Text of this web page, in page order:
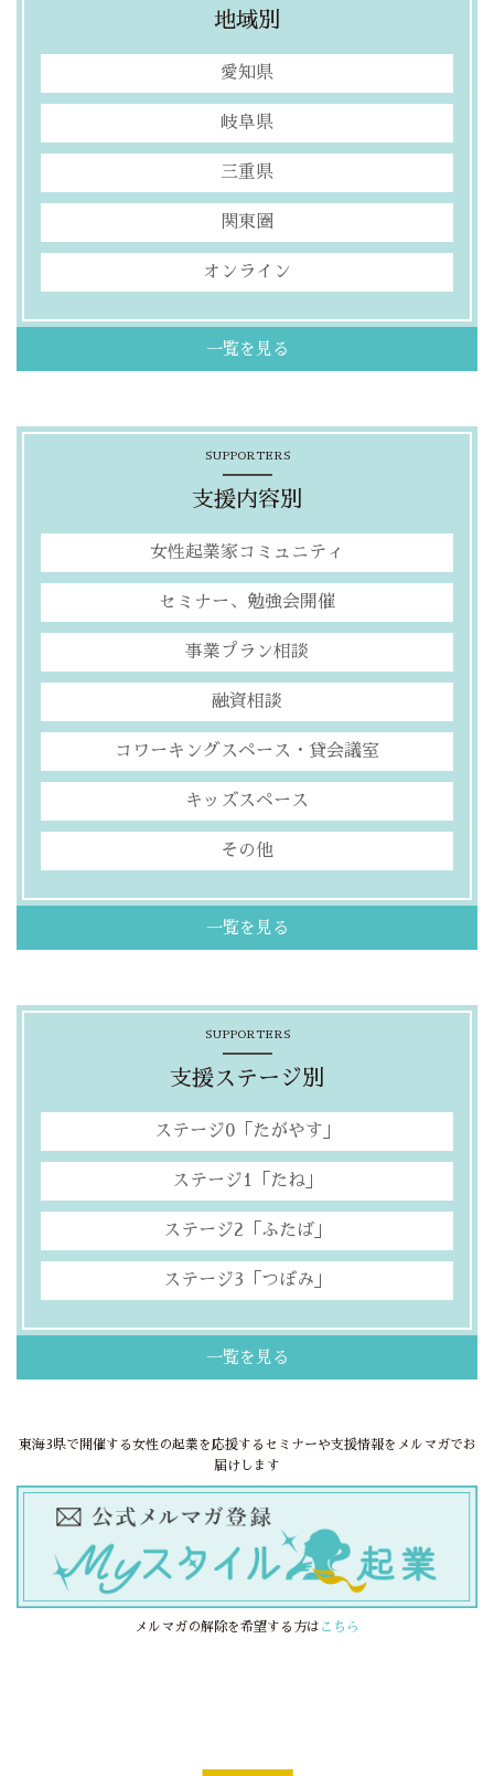
地域別
愛知県
岐阜県
三重県
関東圏
オンライン
一覧を見る
SUPPORTERS
支援内容別
女性起業家コミュニティ
セミナー、勉強会開催
事業プラン相談
融資相談
コワーキングスペース・貸会議室
キッズスペース
その他
一覧を見る
SUPPORTERS
支援ステージ別
ステージ0「たがやす」
ステージ1「たね」
ステージ2「ふたば」
ステージ3「つぼみ」
一覧を見る
東海3県で開催する女性の起業を応援するセミナーや支援情報をメルマガでお
届けします
メルマガの解除を希望する方は こちら